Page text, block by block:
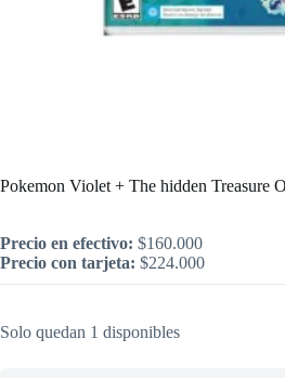
Pokemon Violet + The hidden Treasure
Precio en efectivo: $160.000
Precio con tarjeta: $224.000
Solo quedan 1 disponibles